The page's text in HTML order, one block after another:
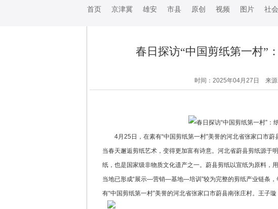
首页 京津冀 雄安 市县 原创 视频 图片 社会
春日探访“中国剪纸第一村”
时间：2025年04月27日 来
4月25日，在素有“中国剪纸第一村”美誉的河北省张家口市
当春天邂逅剪纸艺术，变得更加富有诗意。河北省蔚县剪纸源于
纸，也是国家级非物质文化遗产之一。蔚县剪纸以宣纸为原料，
当地已形成“展示—营销—基地—培训”较为完整的剪纸产业链条
有“中国剪纸第一村”美誉的河北省张家口市蔚县南张庄村。王子璇